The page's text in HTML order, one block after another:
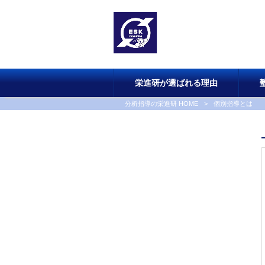
栄進研が選ばれる理由
分析指導の栄進研 HOME > 個別指導とは